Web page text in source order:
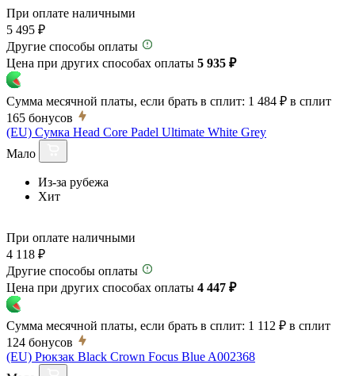
При оплате наличными
5 495 ₽
Другие способы оплаты
Цена при других способах оплаты 5 935 ₽
Сумма месячной платы, если брать в сплит: 1 484 ₽ в сплит
165 бонусов
(EU) Сумка Head Core Padel Ultimate White Grey
Мало
Из-за рубежа
Хит
При оплате наличными
4 118 ₽
Другие способы оплаты
Цена при других способах оплаты 4 447 ₽
Сумма месячной платы, если брать в сплит: 1 112 ₽ в сплит
124 бонусов
(EU) Рюкзак Black Crown Focus Blue A002368